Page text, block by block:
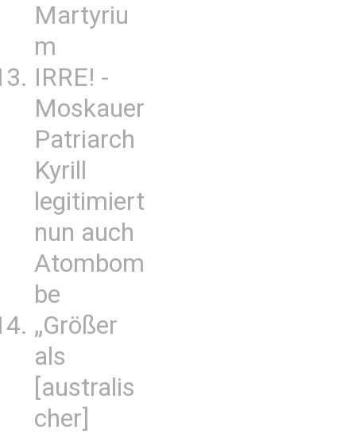
Martyriu
m
IRRE! -
Moskauer
Patriarch
Kyrill
legitimiert
nun auch
Atombom
be
„Größer
als
[australis
cher]